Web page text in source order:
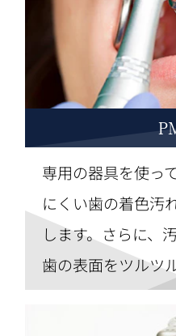
専用の器具を使っ
にくい歯の着色汚
します。さらに、
歯の表面をツルツ